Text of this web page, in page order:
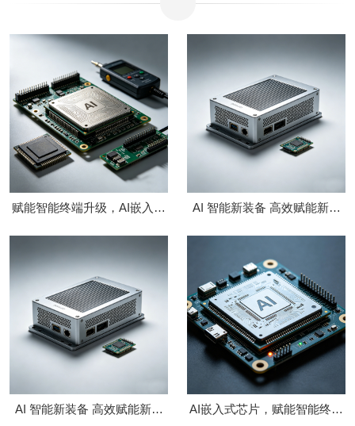
赋能智能终端升级，AI嵌入式
AI 智能新装备 高效赋能新工
AI 智能新装备 高效赋能新工
AI嵌入式芯片，赋能智能终端